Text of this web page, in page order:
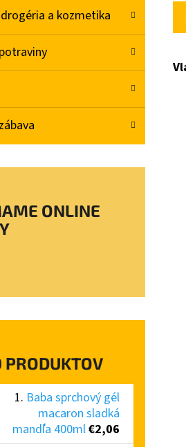
a kozmetika
ONLINE
PRODUKTOV
Baba sprchový gél
macaron sladká
mandľa 400ml€2,06